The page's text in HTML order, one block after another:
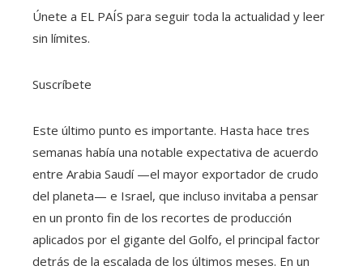
Únete a EL PAÍS para seguir toda la actualidad y leer
sin límites.
Suscríbete
Este último punto es importante. Hasta hace tres
semanas había una notable expectativa de acuerdo
entre Arabia Saudí —el mayor exportador de crudo
del planeta— e Israel, que incluso invitaba a pensar
en un pronto fin de los recortes de producción
aplicados por el gigante del Golfo, el principal factor
detrás de la escalada de los últimos meses. En un